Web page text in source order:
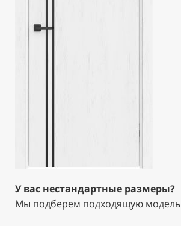
У вас нестандартные размеры?
Мы подберем подходящую модель